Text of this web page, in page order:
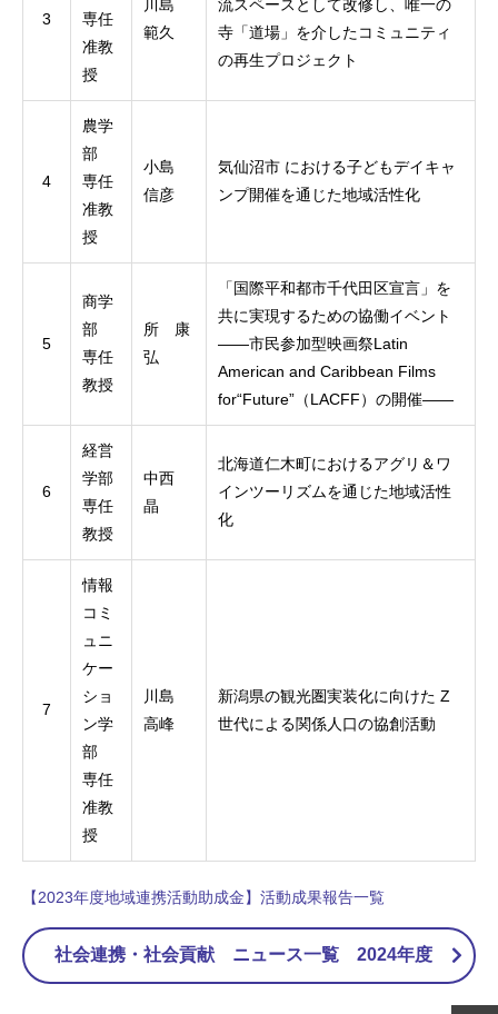
3
専任
准教
授
川島
範久
流スペースとして改修し、唯一の
寺「道場」を介したコミュニティ
の再生プロジェクト
4
農学
部
専任
准教
授
小島
信彦
気仙沼市 における子どもデイキャ
ンプ開催を通じた地域活性化
5
商学
部
専任
教授
所 康
弘
「国際平和都市千代田区宣言」を
共に実現するための協働イベント
——市民参加型映画祭Latin
American and Caribbean Films
for“Future”（LACFF）の開催——
6
経営
学部
専任
教授
中西
晶
北海道仁木町におけるアグリ＆ワ
インツーリズムを通じた地域活性
化
7
情報
コミ
ュニ
ケー
ショ
ン学
部
専任
准教
授
川島
高峰
新潟県の観光圏実装化に向けた Z
世代による関係人口の協創活動
【2023年度地域連携活動助成金】活動成果報告一覧
社会連携・社会貢献 ニュース一覧 2024年度